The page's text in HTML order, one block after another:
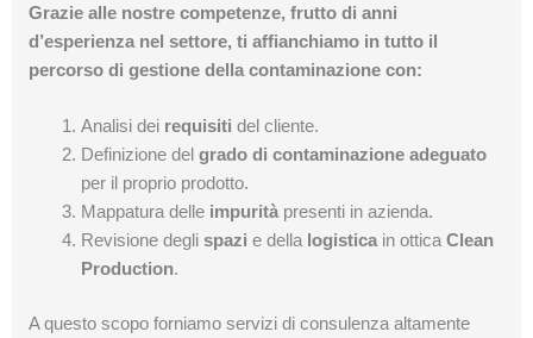
Grazie alle nostre competenze, frutto di anni
d’esperienza nel settore, ti affianchiamo in tutto il
percorso di gestione della contaminazione con:
Analisi dei requisiti del cliente.
Definizione del grado di contaminazione adeguato
per il proprio prodotto.
Mappatura delle impuritàpresenti in azienda.
Revisione degli spazi e della logisticain otticaClean
Production.
A questo scopo forniamo servizi di consulenza altamente